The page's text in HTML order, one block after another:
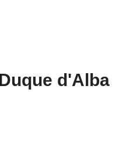
d'Alba